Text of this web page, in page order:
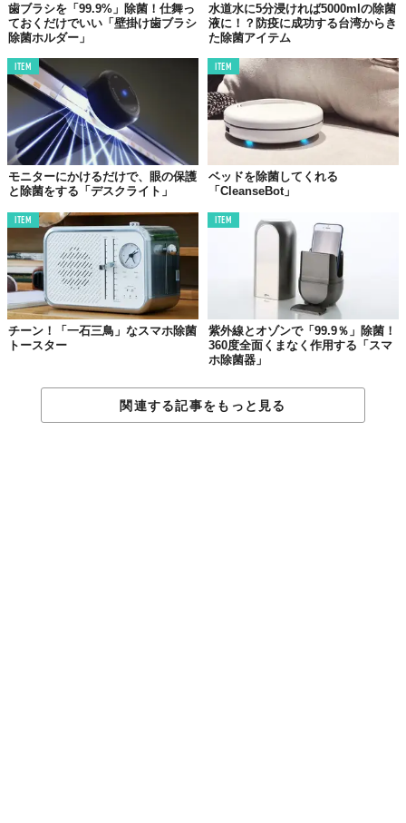
歯ブラシを「99.9%」除菌！仕舞っ
ておくだけでいい「壁掛け歯ブラシ
除菌ホルダー」
水道水に5分浸ければ5000mlの除菌
液に！？防疫に成功する台湾からき
た除菌アイテム
ITEM
モニターにかけるだけで、眼の保護
と除菌をする「デスクライト」
ITEM
ベッドを除菌してくれる
「CleanseBot」
ITEM
チーン！「一石三鳥」なスマホ除菌
トースター
ITEM
紫外線とオゾンで「99.9％」除菌！
360度全面くまなく作用する「スマ
ホ除菌器」
関連する記事をもっと見る